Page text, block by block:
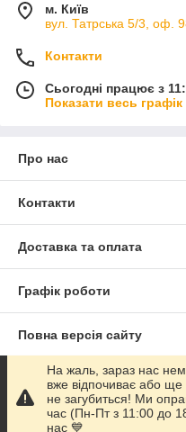
м. Київ
вул. Татрська 5/3, оф.
Контакти
Сьогодні працює з
Показати весь
Про нас
Контакти
Доставка та оплата
Графік роботи
Повна версія сайту
Сайт створено на
Політика конфіденційності
На жаль, зараз нас
вже відпочиває або
не загубиться! Ми
час (Пн-Пт з 11:00 до
нас 💙